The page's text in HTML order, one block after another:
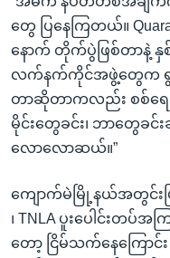
တွေ ပြနေကြတယ်။
နောက် တိုက်ပွဲဖြစ်တာနဲ့ နှ
လက်နက်ကိုင်အဖွဲ့တွေက ရွာ
တာဆိုတာကလည်း စစ်ရေ
မိုင်းတွေခင်း၊ ဘာတွေခ
လောလောဆယ်။”
ကျောက်မဲမြို့နယ်အတွင်း
၊ TNLA ပူးပေါင်းတပ်အကြ
တော့ ငြိမ်သက်နေကြောင်